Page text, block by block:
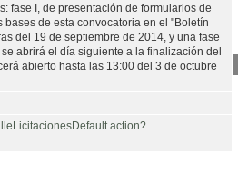
fase I, de presentación de formularios de
de esta convocatoria en el "Boletín
del 19 de septiembre de 2014, y una fase
abrirá el día siguiente a la finalización del
abierto hasta las 13:00 del 3 de octubre